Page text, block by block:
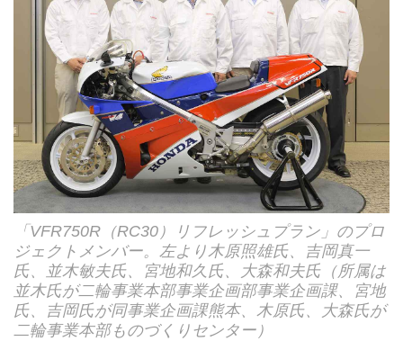
「VFR750R（RC30）リフレッシュプラン」のプロ
ジェクトメンバー。左より木原照雄氏、吉岡真一
氏、並木敏夫氏、宮地和久氏、大森和夫氏（所属は
並木氏が二輪事業本部事業企画部事業企画課、宮地
氏、吉岡氏が同事業企画課熊本、木原氏、大森氏が
二輪事業本部ものづくりセンター）